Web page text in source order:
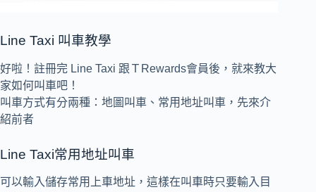
Line Taxi 叫車教學
好啦！註冊完 Line Taxi 跟ＴRewards會員後，就來教大
家如何叫車吧！
叫車方式有分兩種：地圖叫車、常用地址叫車，先來介
紹前者
Line Taxi常用地址叫車
可以輸入儲存常用上車地址，這樣在叫車時只要輸入目